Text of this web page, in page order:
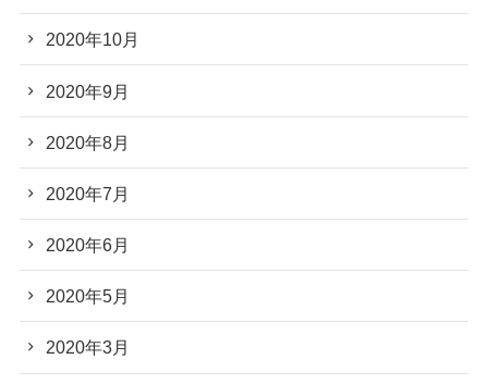
2020年10月
2020年9月
2020年8月
2020年7月
2020年6月
2020年5月
2020年3月